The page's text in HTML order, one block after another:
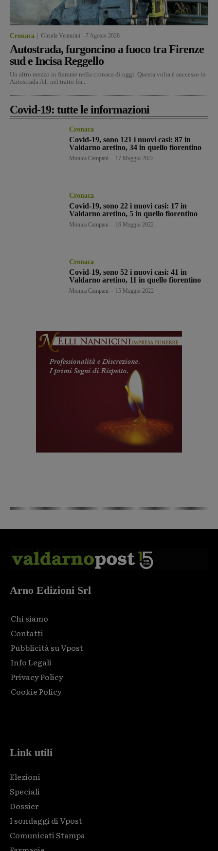
Cronaca Glenda Venturini 7 Agosto 2026
Autostrada, furgoncino a fuoco tra Firenze
sud e Incisa Reggello
Un altro mezzo in fiamme nella cronaca di oggi. Questa volta è successo in
Autostrada A1, nel tratto fra...
Covid-19: tutte le informazioni
Cronaca
Covid-19, sono 121 i nuovi casi: 87 in
Valdarno aretino, 34 in quello fiorentino
Monica Campani 17 Maggio 2022
Cronaca
Covid-19, sono 22 i nuovi casi: 17 in
Valdarno aretino, 5 in quello fiorentino
Monica Campani 16 Maggio 2022
Cronaca
Covid-19, sono 52 i nuovi casi: 41 in
Valdarno aretino, 11 in quello fiorentino
Monica Campani 15 Maggio 2022
Arno Edizioni Srl
Chi siamo
Contatti
Pubblicità su Vpost
Info Legali
Privacy Policy
Cookie Policy
Link utili
Elezioni
Speciali
Dossier
I sondaggi di Vpost
Comunicati Stampa